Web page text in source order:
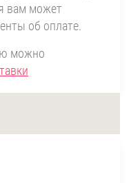
вам может
об оплате.
можно